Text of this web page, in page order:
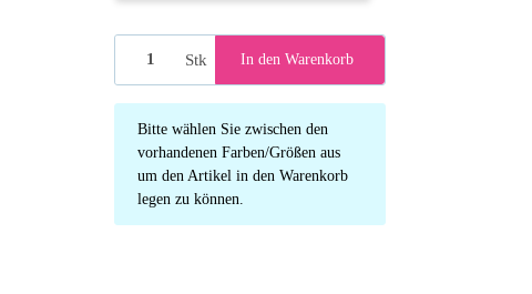
Stk In den Warenkorb
x
Bitte wählen Sie zwischen den
vorhandenen Farben/Größen aus
um den Artikel in den Warenkorb
legen zu können.